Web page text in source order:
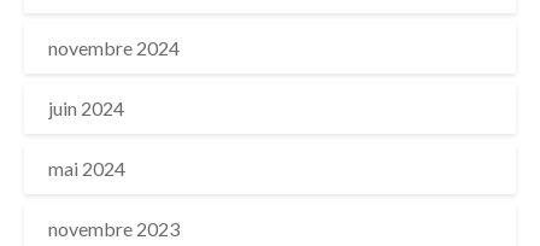
novembre 2024
juin 2024
mai 2024
novembre 2023